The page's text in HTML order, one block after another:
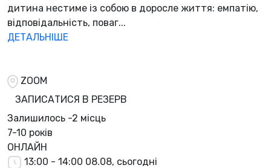
дитина нестиме із собою в доросле життя: емпатію,
відповідальність, поваг...
ДЕТАЛЬНІШЕ
ZOOM
ЗАПИСАТИСЯ В РЕЗЕРВ
Залишилось -2 місць
7-10 років
ОНЛАЙН
13:00 - 14:00 08.08, сьогодні